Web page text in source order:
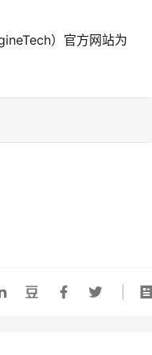
）官方网站为